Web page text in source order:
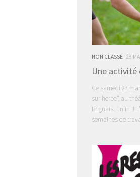
NON CLASSÉ 28
Une activité
Ce samedi 27
sur herbe”, au
Brignais. Enfin !!!
semaines de